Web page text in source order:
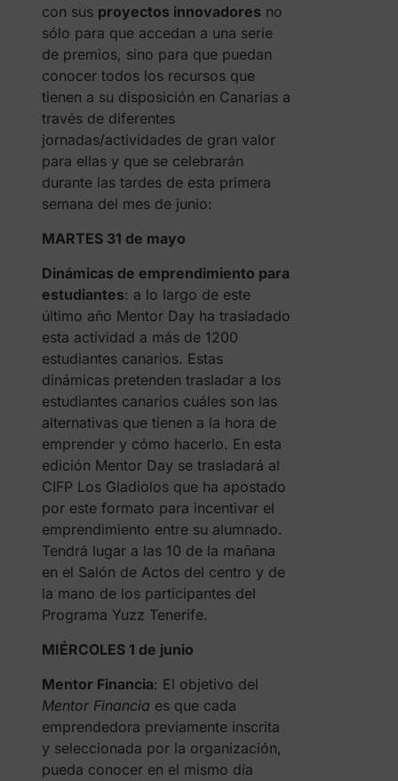
con sus proyectos innovadores no
sólo para que accedan a una serie
de premios, sino para que puedan
conocer todos los recursos que
tienen a su disposición en Canarias a
través de diferentes
jornadas/actividades de gran valor
para ellas y que se celebrarán
durante las tardes de esta primera
semana del mes de junio:
MARTES 31 de mayo
Dinámicas de emprendimiento para
estudiantes: a lo largo de este
último año Mentor Day ha trasladado
esta actividad a más de 1200
estudiantes canarios. Estas
dinámicas pretenden trasladar a los
estudiantes canarios cuáles son las
alternativas que tienen a la hora de
emprender y cómo hacerlo. En esta
edición Mentor Day se trasladará al
CIFP Los Gladiolos que ha apostado
por este formato para incentivar el
emprendimiento entre su alumnado.
Tendrá lugar a las 10 de la mañana
en el Salón de Actos del centro y de
la mano de los participantes del
Programa Yuzz Tenerife.
MIÉRCOLES 1 de junio
Mentor Financia: El objetivo del
Mentor Financia es que cada
emprendedora previamente inscrita
y seleccionada por la organización,
pueda conocer en el mismo día